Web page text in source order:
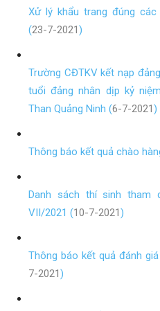
Xử lý khẩu trang đúng
(23-7-2021)
Trường CĐTKV kết nạp
tuổi đảng nhân dịp kỷ
Than Quảng Ninh (6-7-2021)
Thông báo kết quả chào
Danh sách thí sinh tham
VII/2021 (10-7-2021)
Thông báo kết quả đánh
7-2021)